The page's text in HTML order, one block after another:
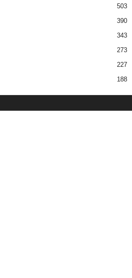
503
390
343
273
227
188